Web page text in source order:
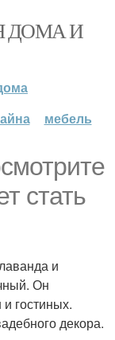
ДОМА И
мебель
стать
и
Он
гостиных.
декора.